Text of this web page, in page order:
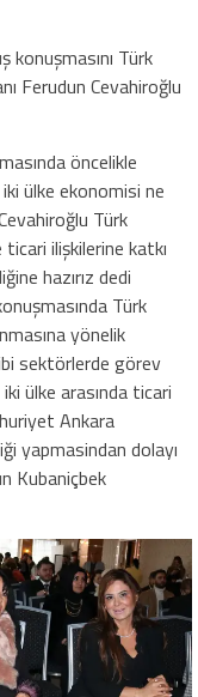
konuşmasını Türk
Ferudun Cevahiroğlu
öncelikle
ülke ekonomisi ne
Türk
ilişkilerine katkı
hazırız dedi
Türk
yönelik
sektörlerde görev
ülke arasında ticari
Ankara
yapmasindan dolayı
Kubaniçbek